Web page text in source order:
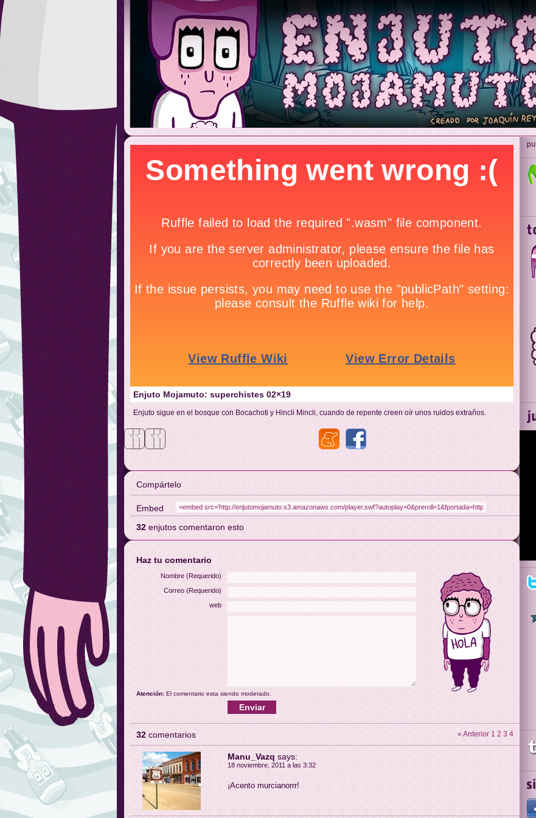
Enjuto Mojamuto: superchistes 02×19
Enjuto sigue en el bosque con Bocachoti y Hincli Mincli, cuando de repente creen oír unos ruidos extraños.
Meneame
Compártelo
Embed
32 enjutos comentaron esto
Haz tu comentario
Nombre (Requerido)
Correo (Requerido)
web
Atención: El comentario esta siendo moderado.
32 comentarios « Anterior 1 2 3 4
Manu_Vazq says:
18 noviembre, 2011 a las 3:32
¡Acento murcianorrr!